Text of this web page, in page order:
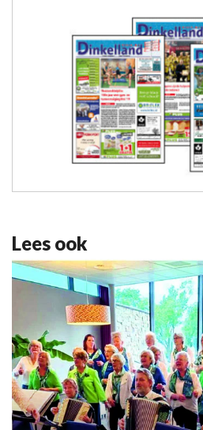
Lees ook